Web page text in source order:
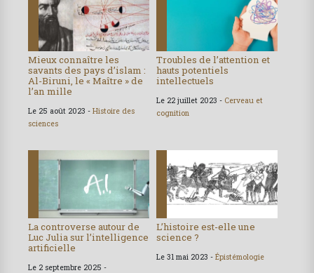
Mieux connaître les
savants des pays d’islam :
Al-Biruni, le « Maître » de
l’an mille
Le 25 août 2023 - Histoire des
sciences
Troubles de l’attention et
hauts potentiels
intellectuels
Le 22 juillet 2023 - Cerveau et
cognition
La controverse autour de
Luc Julia sur l’intelligence
artificielle
Le 2 septembre 2025 -
L’histoire est-elle une
science ?
Le 31 mai 2023 - Épistémologie